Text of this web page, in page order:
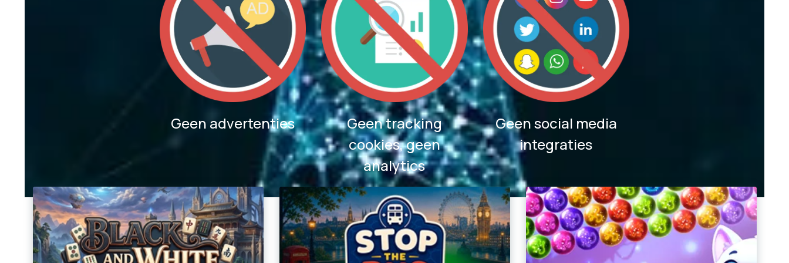
Geen advertenties
Geen tracking
cookies, geen
analytics
Geen social media
integraties